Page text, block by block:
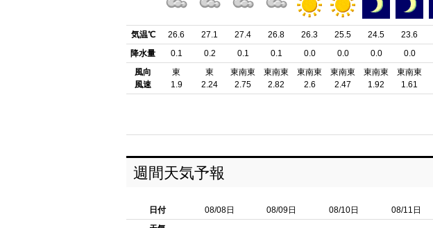
気温℃
降水量
風向
風速
26.6
0.1
東
1.9
27.1
0.2
東
2.24
27.4
0.1
東南東
2.75
26.8
0.1
東南東
2.82
26.3
0.0
東南東
2.6
25.5
0.0
東南東
2.47
24.5
0.0
東南東
1.92
23.6
0.0
東南東
1.61
週間天気予報
日付
08/08日 08/09日 08/10日 08/11日